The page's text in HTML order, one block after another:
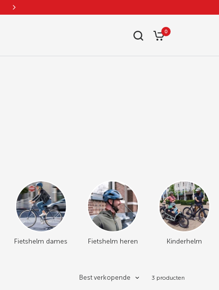
0
Fietshelm dames Fietshelm heren Kinderhelm
Best verkopende 3 producten